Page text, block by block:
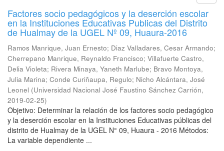
Factores socio pedagógicos y la deserción escolar
en la Instituciones Educativas Publicas del Distrito
de Hualmay de la UGEL Nº 09, Huaura-2016
Ramos Manrique, Juan Ernesto; Diaz Valladares, Cesar Armando;
Cherrepano Manrique, Reynaldo Francisco; Villafuerte Castro,
Delia Violeta; Rivera Minaya, Yaneth Marlube; Bravo Montoya,
Julia Marina; Conde Curiñaupa, Regulo; Nicho Alcántara, José
Leonel (Universidad Nacional José Faustino Sánchez Carrión,
2019-02-25)
Objetivo: Determinar la relación de los factores socio pedagógico
y la deserción escolar en la Instituciones Educativas públicas del
distrito de Hualmay de la UGEL N° 09, Huaura - 2016 Métodos:
La variable dependiente ...